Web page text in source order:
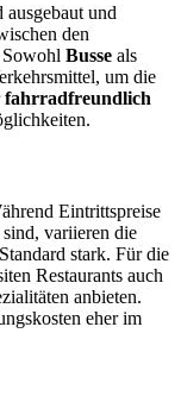
ausgebaut und
den
Sowohl Busse als
um die
fahrradfreundlich
Eintrittspreise
variieren die
stark. Für die
Restaurants auch
anbieten.
eher im